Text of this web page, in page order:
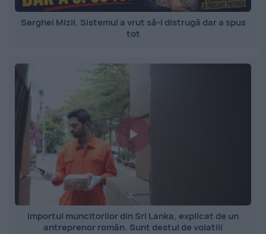
Serghei Mizil. Sistemul a vrut să-l distrugă dar a spus
tot
Importul muncitorilor din Sri Lanka, explicat de un
antreprenor român. Sunt destul de volatili